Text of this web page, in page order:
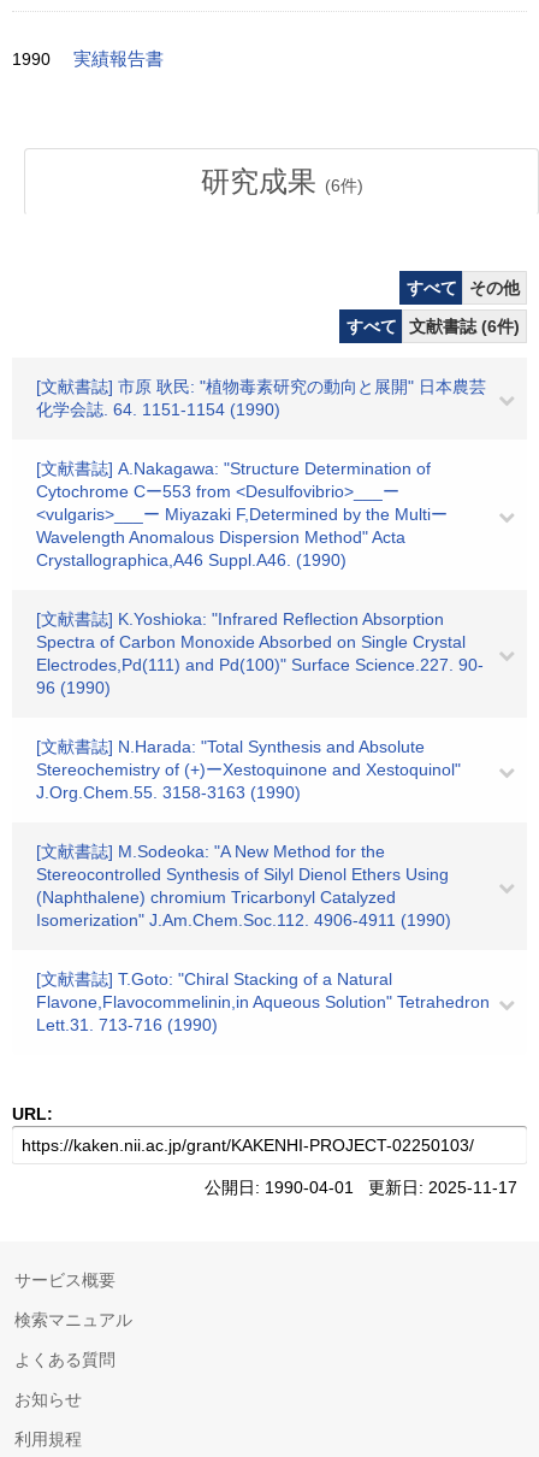
1990 実績報告書
研究成果 (6件)
すべて
その他
すべて
文献書誌 (6件)
[文献書誌] 市原 耿民: "植物毒素研究の動向と展開" 日本農芸
化学会誌. 64. 1151-1154 (1990)
[文献書誌] A.Nakagawa: "Structure Determination of
Cytochrome Cー553 from <Desulfovibrio>___ー
<vulgaris>___ー Miyazaki F,Determined by the Multiー
Wavelength Anomalous Dispersion Method" Acta
Crystallographica,A46 Suppl.A46. (1990)
[文献書誌] K.Yoshioka: "Infrared Reflection Absorption
Spectra of Carbon Monoxide Absorbed on Single Crystal
Electrodes,Pd(111) and Pd(100)" Surface Science.227. 90-
96 (1990)
[文献書誌] N.Harada: "Total Synthesis and Absolute
Stereochemistry of (+)ーXestoquinone and Xestoquinol"
J.Org.Chem.55. 3158-3163 (1990)
[文献書誌] M.Sodeoka: "A New Method for the
Stereocontrolled Synthesis of Silyl Dienol Ethers Using
(Naphthalene) chromium Tricarbonyl Catalyzed
Isomerization" J.Am.Chem.Soc.112. 4906-4911 (1990)
[文献書誌] T.Goto: "Chiral Stacking of a Natural
Flavone,Flavocommelinin,in Aqueous Solution" Tetrahedron
Lett.31. 713-716 (1990)
URL:
公開日: 1990-04-01 更新日: 2025-11-17
サービス概要
検索マニュアル
よくある質問
お知らせ
利用規程